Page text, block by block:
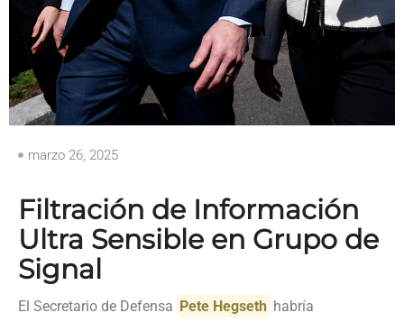
marzo 26, 2025
Filtración de Información
Ultra Sensible en Grupo de
Signal
El Secretario de Defensa Pete Hegseth habría